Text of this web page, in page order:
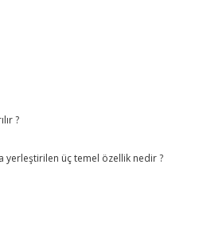
?
yerleştirilen üç temel özellik nedir ?